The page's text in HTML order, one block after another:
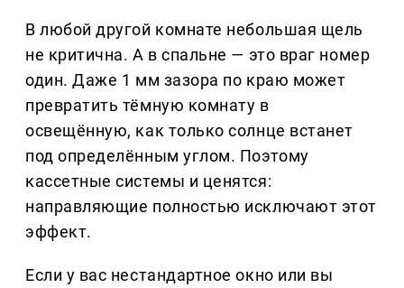
В любой другой комнате небольшая щель
не критична. А в спальне — это враг номер
один. Даже 1 мм зазора по краю может
превратить тёмную комнату в
освещённую, как только солнце встанет
под определённым углом. Поэтому
кассетные системы и ценятся:
направляющие полностью исключают этот
эффект.
Если у вас нестандартное окно или вы